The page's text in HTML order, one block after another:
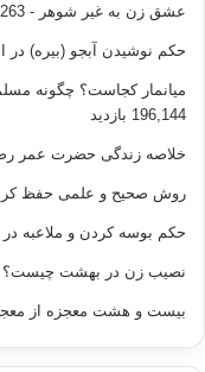
عشق زن به غیر شوهر - 280,263 بازدید
حکم نوشیدن آبجو (بیره)
میانمار کجاست؟ چگونه
196,144 بازدید
خلاصه زندگی حضرت عمر
روش صحیح و علمی حفظ
حکم بوسه کردن و ملاعبه در
نصیب زن در بهشت چیست؟
بیست و هشت معجزه از